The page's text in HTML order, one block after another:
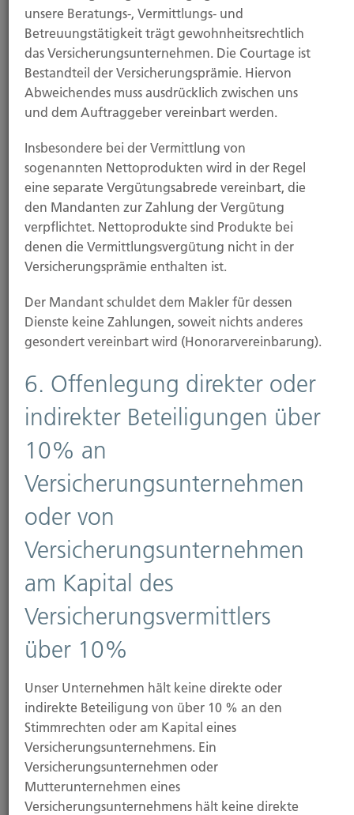
Private Krankenversicherung: Steigende
Beiträge zeichnen sich ab
21.11.2025
Sturm- und Hagelschäden: So melden Sie
Schäden richtig
Leistungen
Sichern
Wir helfen Ihnen sich für jegliche Situation
den passenden Vertragsbedingungen aus.
Netzwerke und
Mitgliedschaften
unsere Beratungs-, Vermittlungs- und
Betreuungstätigkeit trägt gewohnheitsrechtlich
das Versicherungsunternehmen. Die Courtage ist
Bestandteil der Versicherungsprämie. Hiervon
Abweichendes muss ausdrücklich zwischen uns
und dem Auftraggeber vereinbart werden.
Insbesondere bei der Vermittlung von
sogenannten Nettoprodukten wird in der Regel
eine separate Vergütungsabrede vereinbart, die
den Mandanten zur Zahlung der Vergütung
verpflichtet. Nettoprodukte sind Produkte bei
denen die Vermittlungsvergütung nicht in der
Versicherungsprämie enthalten ist.
Der Mandant schuldet dem Makler für dessen
Dienste keine Zahlungen, soweit nichts anderes
gesondert vereinbart wird (Honorarvereinbarung).
6. Offenlegung direkter oder
indirekter Beteiligungen über
10% an
Versicherungsunternehmen
oder von
Versicherungsunternehmen
am Kapital des
Versicherungsvermittlers
über 10%
Unser Unternehmen hält keine direkte oder
indirekte Beteiligung von über 10 % an den
Stimmrechten oder am Kapital eines
Versicherungsunternehmens. Ein
Versicherungsunternehmen oder
Mutterunternehmen eines
Versicherungsunternehmens hält keine direkte